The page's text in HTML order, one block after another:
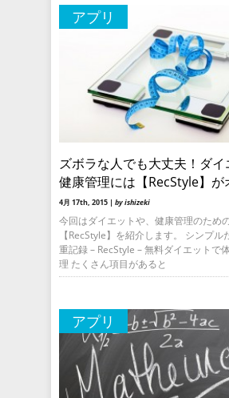
アプリ
ズボラな人でも大丈夫！ダイ
健康管理には【RecStyle】が
4月 17th, 2015 | by ishizeki
今回はダイエットや、健康管理のため
【RecStyle】を紹介します。 シンプル
重記録 – RecStyle – 無料ダイエットで
理 たくさん項目があると
アプリ